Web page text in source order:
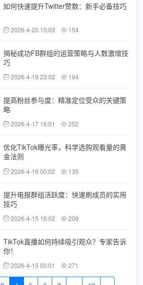
如何快速提升Twitter赞数：新手必备技巧
2026-4-20 15:03 154
揭秘成功FB群组的运营策略与人数激增技
巧
2026-4-19 23:02 194
提高粉丝参与度：精准定位受众的关键策
略
2026-4-17 16:01 252
优化TikTok曝光率，科学选购观看量的黄
金法则
2026-4-16 00:02 135
提升电报群组活跃度：快速刷成员的实用
技巧
2026-4-15 16:02 209
TikTok直播如何持续吸引观众？专家告诉
你！
2026-4-15 00:01 271